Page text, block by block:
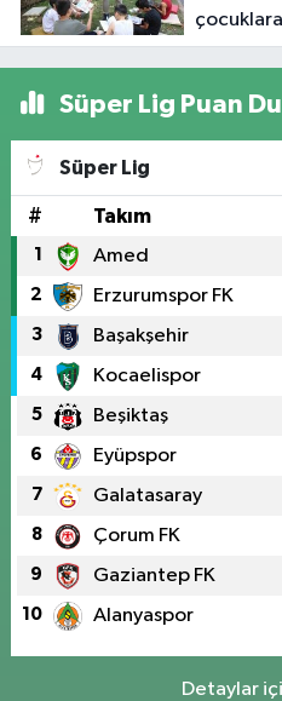
Süper Lig Puan
Süper Lig
# Takım
1 Amed
2 Erzurumspor FK
3 Başakşehir
4 Kocaelispor
5 Beşiktaş
6 Eyüpspor
7 Galatasaray
8 Çorum FK
9 Gaziantep FK
10 Alanyaspor
Detaylar